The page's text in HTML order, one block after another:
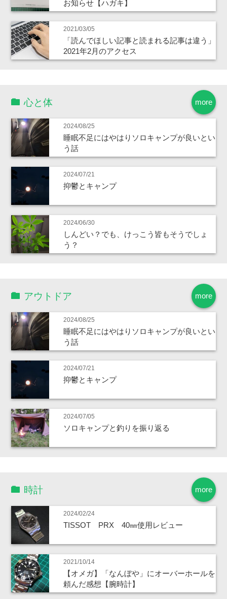
お知らせ【ハガキ】
2021/03/05
「読んでほしい記事と読まれる記事は違う」
2021年2月のアクセス
more
心と体
2024/08/25
睡眠不足にはやはりソロキャンプが良いとい
う話
2024/07/21
抑鬱とキャンプ
2024/06/30
しんどい？でも、けっこう皆もそうでしょ
う？
more
アウトドア
2024/08/25
睡眠不足にはやはりソロキャンプが良いとい
う話
2024/07/21
抑鬱とキャンプ
2024/07/05
ソロキャンプと釣りを振り返る
more
時計
2024/02/24
TISSOT PRX 40㎜使用レビュー
2021/10/14
【オメガ】「なんぼや」にオーバーホールを
頼んだ感想【腕時計】